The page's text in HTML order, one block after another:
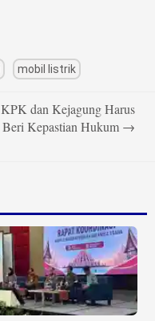
mobil listrik
KPK dan Kejagung Harus
Beri Kepastian Hukum →